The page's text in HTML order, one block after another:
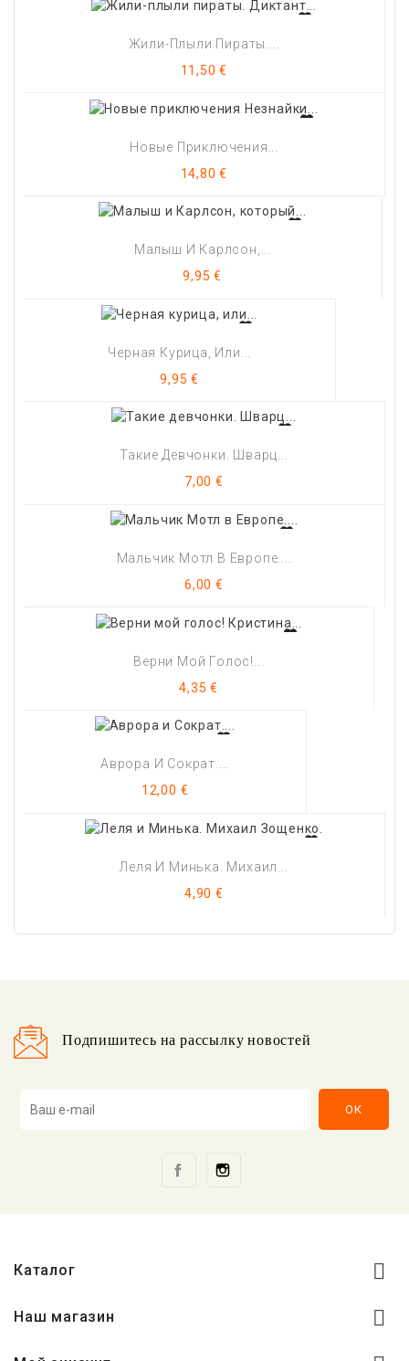
Жили-Плыли Пираты....
Цена
11,50 €
Новые Приключения...
Цена
14,80 €
Малыш И Карлсон,...
Цена
9,95 €
Черная Курица, Или...
Цена
9,95 €
Такие Девчонки. Шварц...
Цена
7,00 €
Мальчик Мотл В Европе....
Цена
6,00 €
Верни Мой Голос!...
Цена
4,35 €
Аврора И Сократ....
Цена
12,00 €
Леля И Минька. Михаил...
Цена
4,90 €
Подпишитесь на рассылку новостей
Facebook
Каталог 
Наш магазин 